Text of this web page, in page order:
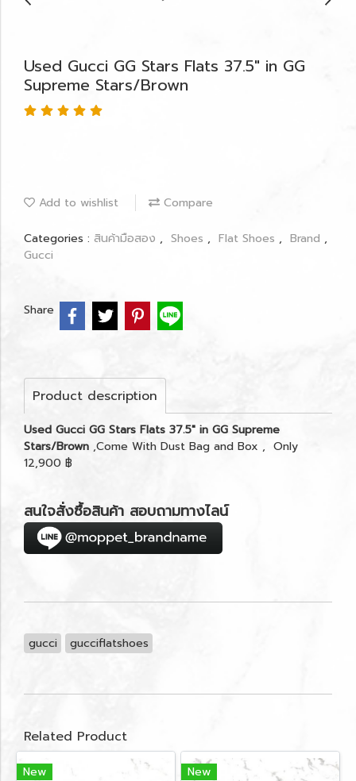
Used Gucci GG Stars Flats 37.5" in GG
Supreme Stars/Brown
Add to wishlist Compare
Categories : สินค้ามือสอง , Shoes , Flat Shoes , Brand ,
Gucci
Share
Product description
Used Gucci GG Stars Flats 37.5" in GG Supreme
Stars/Brown ,Come With Dust Bag and Box , Only
12,900 ฿
สนใจสั่งซื้อสินค้า สอบถามทางไลน์
gucci gucciflatshoes
Related Product
New New